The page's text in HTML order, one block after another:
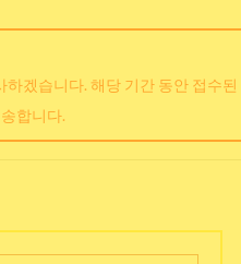
겠습니다. 해당 기간 동안 접수
합니다.